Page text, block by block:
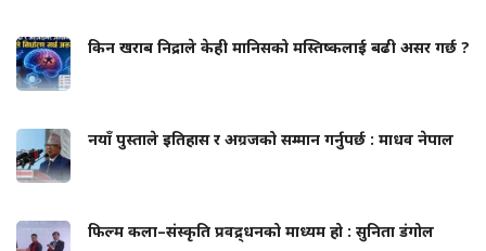
किन खराब निद्राले केही मानिसको मस्तिष्कलाई बढी असर गर्छ ?
नयाँ पुस्ताले इतिहास र अग्रजको सम्मान गर्नुपर्छ : माधव नेपाल
फिल्म कला–संस्कृति प्रवद्र्धनको माध्यम हो : सुनिता डंगोल